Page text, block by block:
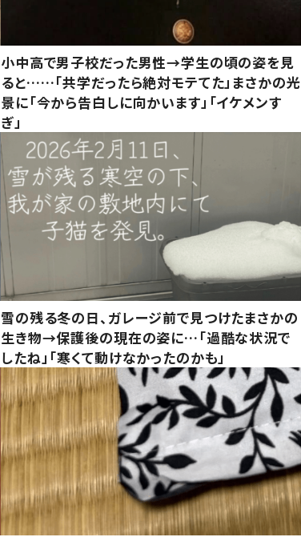
小中高で男子校だった男性→学生の頃の姿を見
ると……「共学だったら絶対モテてた」まさかの光
景に「今から告白しに向かいます」「イケメンす
ぎ」
雪の残る冬の日、ガレージ前で見つけたまさかの
生き物→保護後の現在の姿に…「過酷な状況で
したね」「寒くて動けなかったのかも」